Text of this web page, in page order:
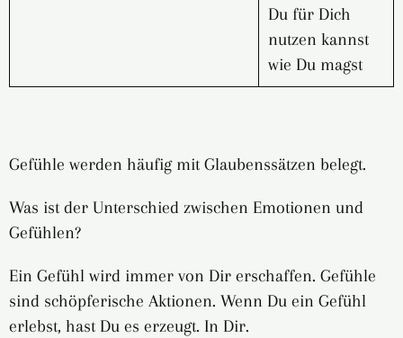
Du für Dich
nutzen kannst
wie Du magst
Gefühle werden häufig mit Glaubenssätzen belegt.
Was ist der Unterschied zwischen Emotionen und
Gefühlen?
Ein Gefühl wird immer von Dir erschaffen. Gefühle
sind schöpferische Aktionen. Wenn Du ein Gefühl
erlebst, hast Du es erzeugt. In Dir.